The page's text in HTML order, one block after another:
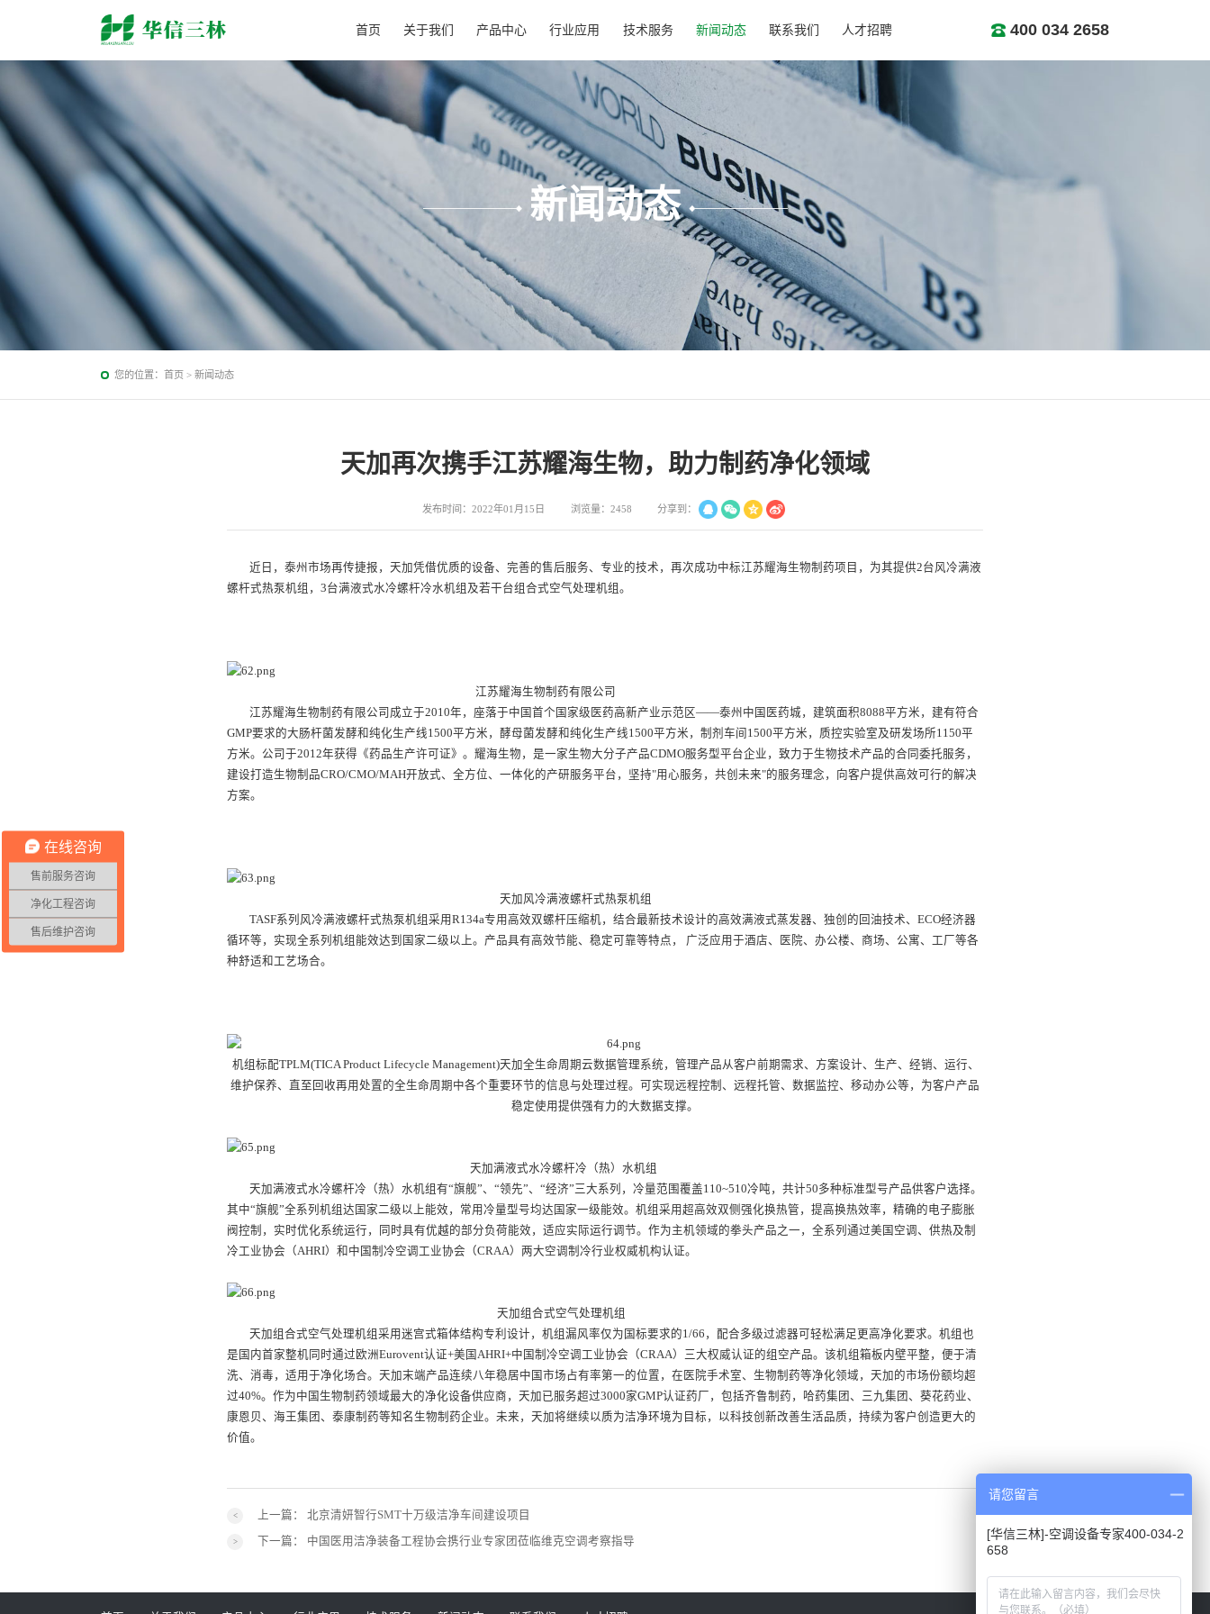
首页 关于我们 产品中心 行业应用 技术服务 新闻动态 联系我们 人才招聘 400 034 2658
新闻动态
您的位置： 首页> 新闻动态
天加再次携手江苏耀海生物，助力制药净化领域
发布时间：2022年01月15日 浏览量：2458 分享到：
近日，泰州市场再传捷报，天加凭借优质的设备、完善的售后服务、专业的技术，再次成功中标江苏耀海生物制药项目，为其提供2台风冷满液
螺杆式热泵机组，3台满液式水冷螺杆冷水机组及若干台组合式空气处理机组。
江苏耀海生物制药有限公司
江苏耀海生物制药有限公司成立于2010年，座落于中国首个国家级医药高新产业示范区——泰州中国医药城，建筑面积8088平方米，建有符合
GMP要求的大肠杆菌发酵和纯化生产线1500平方米，酵母菌发酵和纯化生产线1500平方米，制剂车间1500平方米，质控实验室及研发场所1150平
方米。公司于2012年获得《药品生产许可证》。耀海生物，是一家生物大分子产品CDMO服务型平台企业，致力于生物技术产品的合同委托服务，
建设打造生物制品CRO/CMO/MAH开放式、全方位、一体化的产研服务平台，坚持"用心服务，共创未来"的服务理念，向客户提供高效可行的解决
方案。
天加风冷满液螺杆式热泵机组
TASF系列风冷满液螺杆式热泵机组采用R134a专用高效双螺杆压缩机，结合最新技术设计的高效满液式蒸发器、独创的回油技术、ECO经济器
循环等，实现全系列机组能效达到国家二级以上。产品具有高效节能、稳定可靠等特点， 广泛应用于酒店、医院、办公楼、商场、公寓、工厂等各
种舒适和工艺场合。
机组标配TPLM(TICA Product Lifecycle Management)天加全生命周期云数据管理系统，管理产品从客户前期需求、方案设计、生产、经销、运行、
维护保养、直至回收再用处置的全生命周期中各个重要环节的信息与处理过程。可实现远程控制、远程托管、数据监控、移动办公等，为客户产品
稳定使用提供强有力的大数据支撑。
天加满液式水冷螺杆冷（热）水机组
天加满液式水冷螺杆冷（热）水机组有“旗舰”、“领先”、“经济”三大系列，冷量范围覆盖110~510冷吨，共计50多种标准型号产品供客户选择。
其中“旗舰”全系列机组达国家二级以上能效，常用冷量型号均达国家一级能效。机组采用超高效双侧强化换热管，提高换热效率，精确的电子膨胀
阀控制，实时优化系统运行，同时具有优越的部分负荷能效，适应实际运行调节。作为主机领域的拳头产品之一，全系列通过美国空调、供热及制
冷工业协会（AHRI）和中国制冷空调工业协会（CRAA）两大空调制冷行业权威机构认证。
天加组合式空气处理机组
天加组合式空气处理机组采用迷宫式箱体结构专利设计，机组漏风率仅为国标要求的1/66，配合多级过滤器可轻松满足更高净化要求。机组也
是国内首家整机同时通过欧洲Eurovent认证+美国AHRI+中国制冷空调工业协会（CRAA）三大权威认证的组空产品。该机组箱板内壁平整，便于清
洗、消毒，适用于净化场合。天加末端产品连续八年稳居中国市场占有率第一的位置，在医院手术室、生物制药等净化领域，天加的市场份额均超
过40%。作为中国生物制药领域最大的净化设备供应商，天加已服务超过3000家GMP认证药厂，包括齐鲁制药，哈药集团、三九集团、葵花药业、
康恩贝、海王集团、泰康制药等知名生物制药企业。未来，天加将继续以质为洁净环境为目标，以科技创新改善生活品质，持续为客户创造更大的
价值。
上一篇： 北京清妍智行SMT十万级洁净车间建设项目
下一篇： 中国医用洁净装备工程协会携行业专家团莅临维克空调考察指导
在线咨询
售前服务咨询
净化工程咨询
售后维护咨询
请您留言
[华信三林]-空调设备专家400-034-2
658